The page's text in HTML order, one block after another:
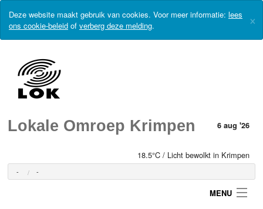
Deze website maakt gebruik van cookies. Voor meer informatie: lees
ons cookie-beleid of verberg deze melding. ×
Lokale Omroep Krimpen 6 aug '26
18.5°C / Licht bewolkt in Krimpen
- -
MENU